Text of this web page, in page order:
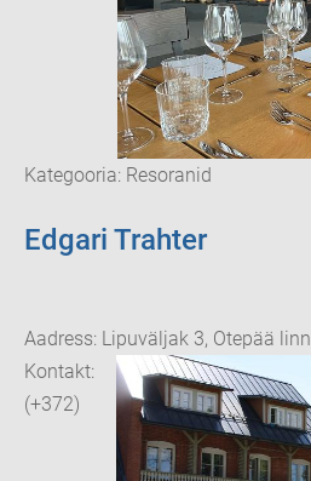
Kategooria: Resoranid
Edgari Trahter
Aadress: Lipuväljak 3, Otepää linn
Kontakt:
(+372)